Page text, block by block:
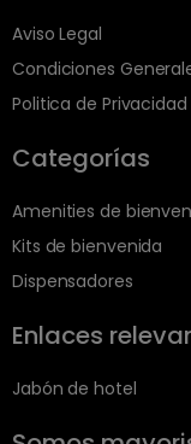
Aviso Legal
Condiciones
Politica de Privacidad
Categorías
Amenities de
Kits de bienvenida
Dispensadores
Enlaces
Jabón de hotel